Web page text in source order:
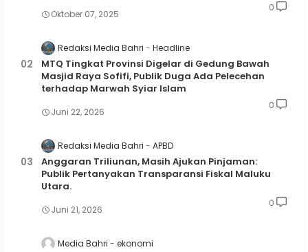
Oktober 07, 2025
0
Redaksi Media Bahri Headline
MTQ Tingkat Provinsi Digelar di Gedung Bawah
Masjid Raya Sofifi, Publik Duga Ada Pelecehan
terhadap Marwah Syiar Islam
Juni 22, 2026
0
Redaksi Media Bahri APBD
Anggaran Triliunan, Masih Ajukan Pinjaman:
Publik Pertanyakan Transparansi Fiskal Maluku
Utara.
Juni 21, 2026
0
Media Bahri ekonomi